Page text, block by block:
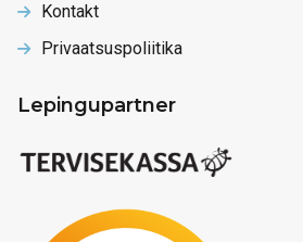
Kontakt
Privaatsuspoliitika
Lepingupartner